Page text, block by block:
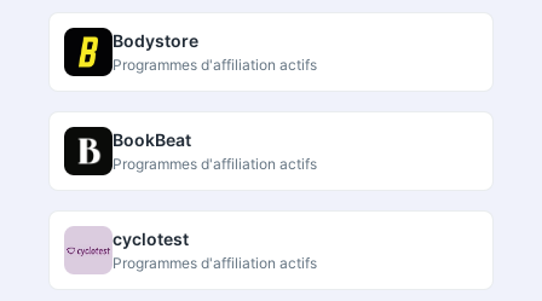
Bodystore
Programmes d'affiliation actifs
BookBeat
Programmes d'affiliation actifs
cyclotest
Programmes d'affiliation actifs